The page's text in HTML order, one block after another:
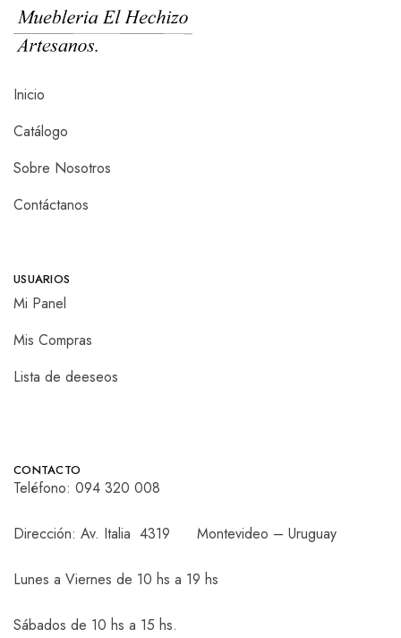
Inicio
Catálogo
Sobre Nosotros
Contáctanos
USUARIOS
Mi Panel
Mis Compras
Lista de deeseos
CONTACTO
Teléfono: 094 320 008
Dirección: Av. Italia 4319 Montevideo – Uruguay
Lunes a Viernes de 10 hs a 19 hs
Sábados de 10 hs a 15 hs.